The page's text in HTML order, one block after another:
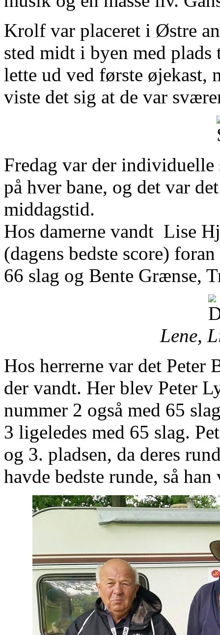
Krolf var placeret i Østre
sted midt i byen med
lette ud ved første øjekast,
viste det sig at de var
Fredag var der
på hver bane, og det var
middagstid.
Hos damerne vandt Lise
(dagens bedste score)
66 slag og Bente Grænse,
Lene,
Hos herrerne var det Peter
der vandt. Her blev Peter
nummer 2 også med 65
3 ligeledes med 65 slag.
og 3. pladsen, da deres
havde bedste runde, så